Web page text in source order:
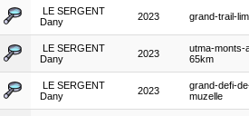
LE SERGENT
Dany
2023 grand-trail-
LE SERGENT
Dany
2023
utma-monts-
65km
LE SERGENT
Dany
2023
grand-defi-
muzelle